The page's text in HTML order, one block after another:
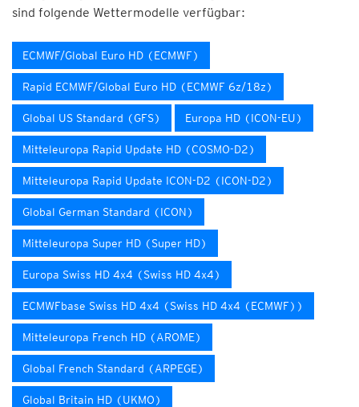
sind folgende Wettermodelle verfügbar:
ECMWF/Global Euro HD (ECMWF)
Rapid ECMWF/Global Euro HD (ECMWF 6z/18z)
Global US Standard (GFS) Europa HD (ICON-EU)
Mitteleuropa Rapid Update HD (COSMO-D2)
Mitteleuropa Rapid Update ICON-D2 (ICON-D2)
Global German Standard (ICON)
Mitteleuropa Super HD (Super HD)
Europa Swiss HD 4x4 (Swiss HD 4x4)
ECMWFbase Swiss HD 4x4 (Swiss HD 4x4 (ECMWF))
Mitteleuropa French HD (AROME)
Global French Standard (ARPEGE)
Global Britain HD (UKMO)